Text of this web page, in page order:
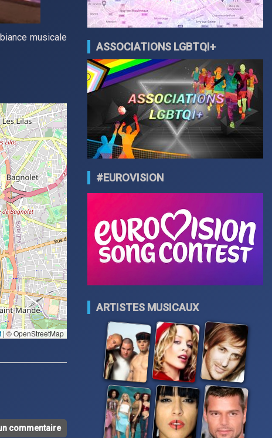
musicale
| © OpenStreetMap
commentaire
ASSOCIATIONS LGBTQI+
#EUROVISION
ARTISTES MUSICAUX